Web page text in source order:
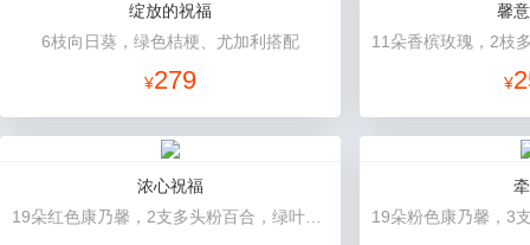
绽放的祝福
6枝向日葵，绿色桔梗、尤加利搭配
¥279
馨
¥
浓心祝福